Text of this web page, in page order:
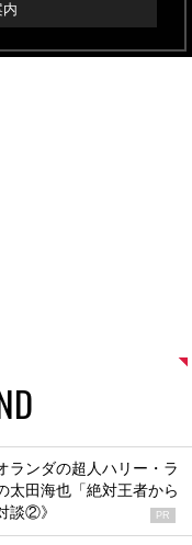
ランダの超人ハリー・ラ
太田海也「絶対王者から
談②》
PR